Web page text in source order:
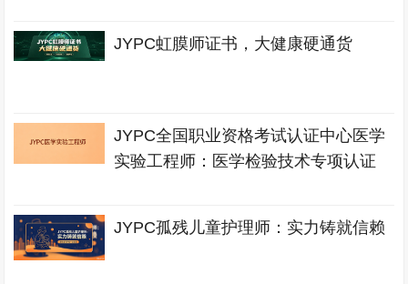
JYPC虹膜师证书，大健康硬通货
JYPC全国职业资格考试认证中心医学
实验工程师：医学检验技术专项认证
JYPC孤残儿童护理师：实力铸就信赖